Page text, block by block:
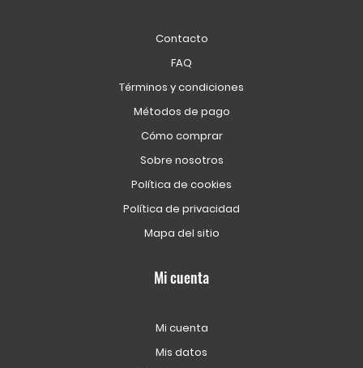
Contacto
FAQ
Términos y condiciones
Métodos de pago
Cómo comprar
Sobre nosotros
Política de cookies
Política de privacidad
Mapa del sitio
Mi cuenta
Mi cuenta
Mis datos